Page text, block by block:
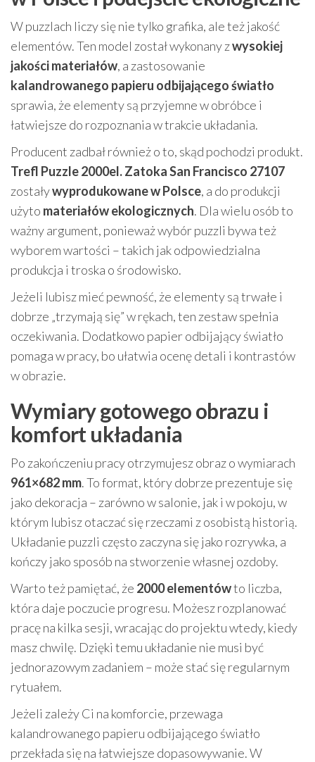
W puzzlach liczy się nie tylko grafika, ale też jakość
elementów. Ten model został wykonany zwysokiej
jakości materiałów, a zastosowanie
kalandrowanego papieru odbijającego światło
sprawia, że elementy są przyjemne w obróbce i
łatwiejsze do rozpoznania w trakcie układania.
Producent zadbał również o to, skąd pochodzi produkt.
Trefl Puzzle 2000el. Zatoka San Francisco 27107
zostaływyprodukowane w Polsce, a do produkcji
użyto materiałów ekologicznych. Dla wielu osób to
ważny argument, ponieważ wybór puzzli bywa też
wyborem wartości – takich jak odpowiedzialna
produkcja i troska o środowisko.
Jeżeli lubisz mieć pewność, że elementy są trwałe i
dobrze „trzymają się” w rękach, ten zestaw spełnia
oczekiwania. Dodatkowo papier odbijający światło
pomaga w pracy, bo ułatwia ocenę detali i kontrastów
w obrazie.
Wymiary gotowego obrazu i
komfort układania
Po zakończeniu pracy otrzymujesz obraz o wymiarach
961×682 mm. To format, który dobrze prezentuje się
jako dekoracja – zarówno w salonie, jak i w pokoju, w
którym lubisz otaczać się rzeczami z osobistą historią.
Układanie puzzli często zaczyna się jako rozrywka, a
kończy jako sposób na stworzenie własnej ozdoby.
Warto też pamiętać, że 2000 elementówto liczba,
która daje poczucie progresu. Możesz rozplanować
pracę na kilka sesji, wracając do projektu wtedy, kiedy
masz chwilę. Dzięki temu układanie nie musi być
jednorazowym zadaniem – może stać się regularnym
rytuałem.
Jeżeli zależy Ci na komforcie, przewaga
kalandrowanego papieru odbijającego światło
przekłada się na łatwiejsze dopasowywanie. W